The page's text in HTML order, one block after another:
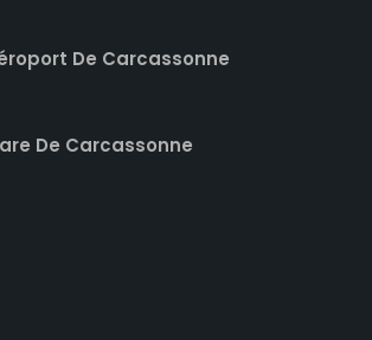
De Carcassonne
De Carcassonne